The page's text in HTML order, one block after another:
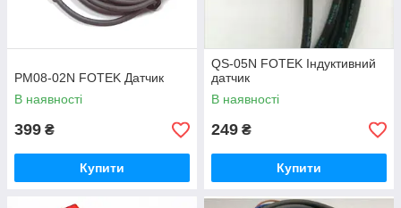
PM08-02N FOTEK Датчик
В наявності
399 ₴
Купити
QS-05N FOTEK Індуктивний
датчик
В наявності
249 ₴
Купити